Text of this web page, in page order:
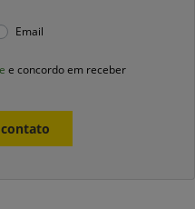
Email
e concordo em receber